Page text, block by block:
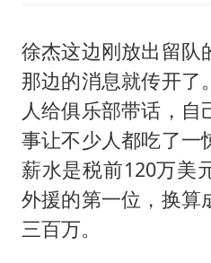
徐杰这边刚放出留队
那边的消息就传开了
人给俱乐部带话，自
事让不少人都吃了一
薪水是税前120万美
外援的第一位，换算
三百万。